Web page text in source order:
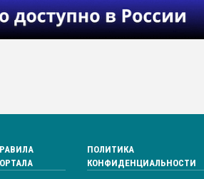
ПОЛИТИКА
КОНФИДЕНЦИАЛЬНОСТИ